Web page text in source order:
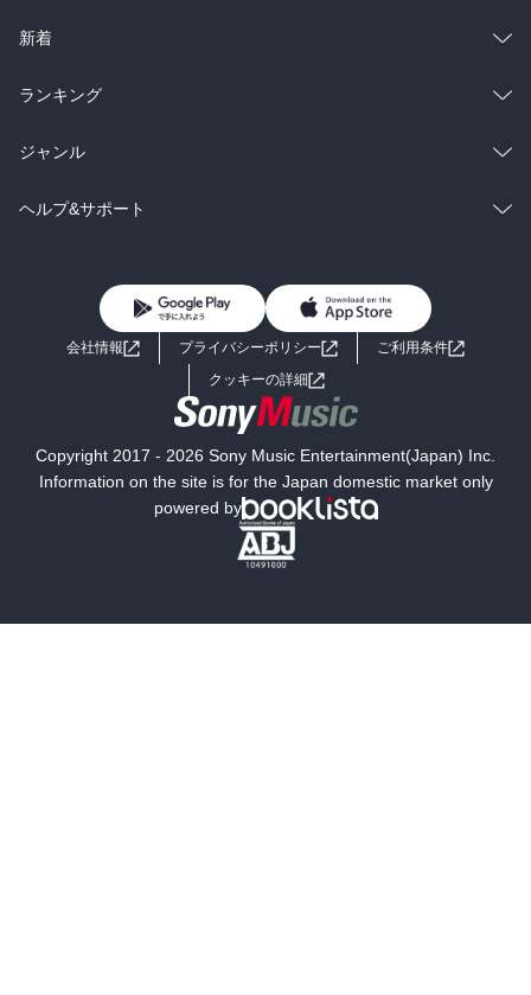
ラノベ
雑誌・グラビア
BL・TL
総合
ラノベ
雑誌・グラビア
BL・TL
新着
総合
ラノベ
雑誌・グラビア
ランキング
総合
ラノベ
ジャンル
コミック
ライトノベル 男子向けラノベ
小説
海外小説
ミステリー SF
文学
ヘルプ&サポート
よくあるご質問 お問い合わせ
会社情報 プライバシーポリシー
ご利用条件
クッキーの詳細
Copyright 2017 - 2026 Sony Music Entertainment(Japan) Inc.
Information on the site is for the Japan domestic market only
powered by